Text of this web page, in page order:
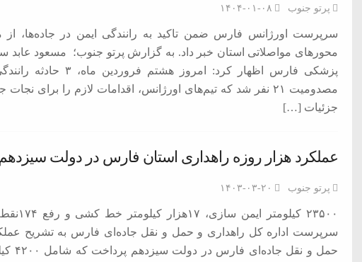
پرتو جنوب ۱۴۰۴-۰۱-۰۸
محور‌های مواصلاتی استان خبر داد. به گزارش پرتو جنوب؛ مسعود
پزشکی فارس اظهار
مصدومیت ۲۱ نفر شد که تیم‌های اورژانس، اقدامات لازم را برای
جزئیات […]
عملکرد هزار روزه راهداری استان فارس در دولت سیزدهم
پرتو جنوب ۱۴۰۳-۰۳-۲۰
۲۳۵۰۰
سرپرست اداره کل راهداری و حمل و نقل جاده‌ای فارس به تشریح